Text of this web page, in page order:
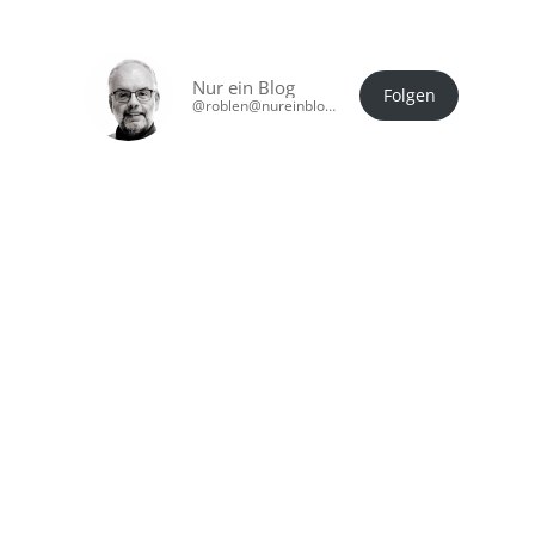
Nur ein Blog
@roblen@nureinblog.at Folgen